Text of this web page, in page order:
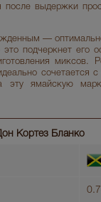
после выдержки
—
подчеркнет его
миксов.
сочетается
ямайскую
Кортез Бланко